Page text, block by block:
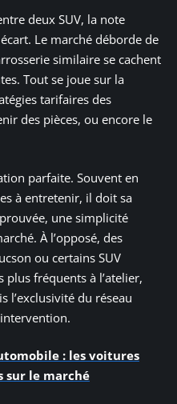
deux SUV, la note
Le marché déborde de
similaire se cachent
Tout se joue sur la
tarifaires des
des pièces, ou encore le
parfaite. Souvent en
à entretenir, il doit sa
une simplicité
À l’opposé, des
ou certains SUV
plus fréquents à l’atelier,
l’exclusivité du réseau
: les voitures
sur le marché